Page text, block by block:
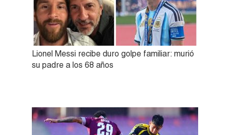
Lionel Messi recibe duro golpe familiar: murió
su padre a los 68 años